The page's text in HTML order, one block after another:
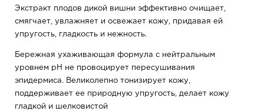
Экстракт плодов дикой вишни эффективно очищает,
смягчает, увлажняет и освежает кожу, придавая ей
упругость, гладкость и нежность.
Бережная ухаживающая формула с нейтральным
уровнем pH не провоцирует пересушивания
эпидермиса. Великолепно тонизирует кожу,
поддерживает ее природную упругость, делает кожу
гладкой и шелковистой